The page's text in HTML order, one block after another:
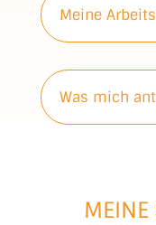
Meine
Was mich
MEINE